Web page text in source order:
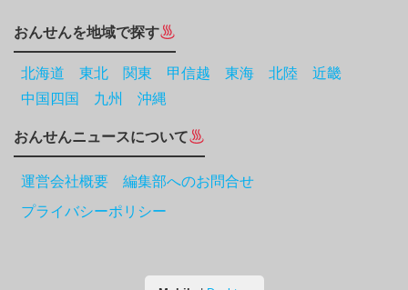
おんせんを地域で探す
北海道 東北 関東 甲信越 東海 北陸
近畿
中国四国
九州 沖縄
おんせんニュースについて
運営会社概要 編集部へのお問合せ
プライバシーポリシー